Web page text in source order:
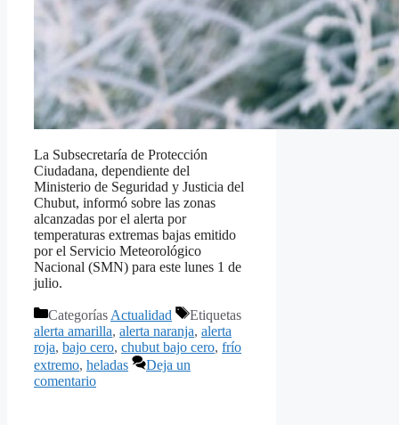
La Subsecretaría de Protección
Ciudadana, dependiente del
Ministerio de Seguridad y Justicia del
Chubut, informó sobre las zonas
alcanzadas por el alerta por
temperaturas extremas bajas emitido
por el Servicio Meteorológico
Nacional (SMN) para este lunes 1 de
julio.
Categorías Actualidad
Etiquetas
alerta amarilla, alerta naranja, alerta
roja, bajo cero, chubut bajo cero, frío
extremo, heladas
Deja un
comentario